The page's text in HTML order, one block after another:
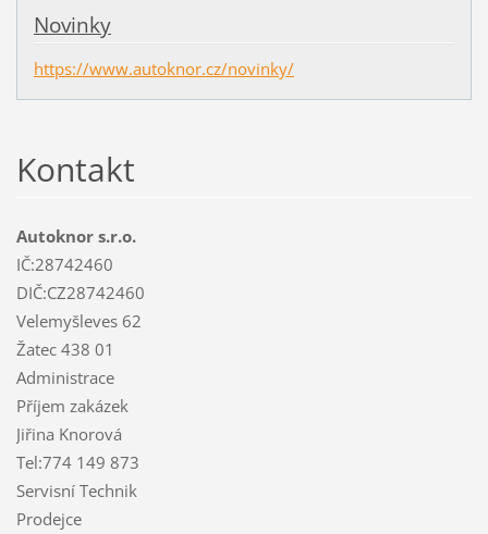
Novinky
https://www.autoknor.cz/novinky/
Kontakt
Autoknor s.r.o.
IČ:28742460
DIČ:CZ28742460
Velemyšleves 62
Žatec 438 01
Administrace
Příjem zakázek
Jiřina Knorová
Tel:774 149 873
Servisní Technik
Prodejce